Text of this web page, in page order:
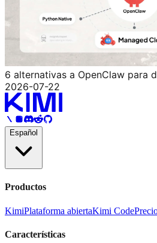
6 alternativas a OpenClaw para
2026-07-22
Español
Productos
KimiPlataforma abiertaKimi Code
Características